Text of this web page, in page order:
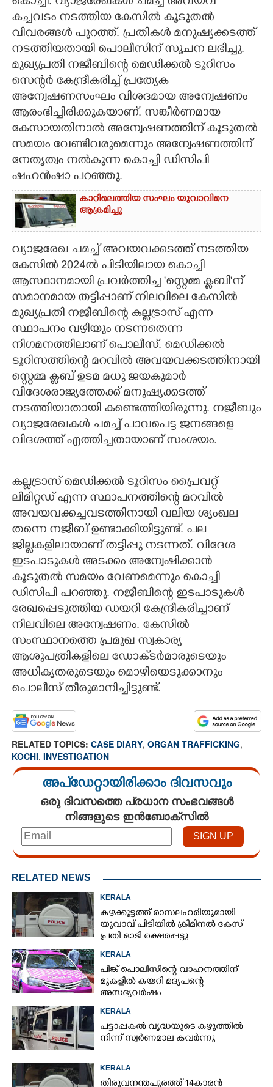
CARTOONS
LITERATURE
ZOOM
CONTACT US
കച്ചവടം നടത്തിയ കേസിൽ കൂടുതൽ
വിവരങ്ങൾ പുറത്ത്. പ്രതികൾ മനുഷ്യക്കടത്ത്
നടത്തിയതായി പൊലീസിന് സൂചന ലഭിച്ചു.
മുഖ്യപ്രതി നജീബിന്റെ മെഡിക്കൽ ടൂറിസം
സെന്റർ കേന്ദ്രീകരിച്ച് പ്രത്യേക
അന്വേഷണസംഘം വിശദമായ അന്വേഷണം
ആരംഭിച്ചിരിക്കുകയാണ്. സങ്കീർണമായ
കേസായതിനാൽ അന്വേഷണത്തിന് കൂടുതൽ
സമയം വേണ്ടിവരുമെന്നും അന്വേഷണത്തിന്
നേതൃത്വം നൽകുന്ന കൊച്ചി ഡിസിപി
ഷഹൻഷാ പറഞ്ഞു.
കാറിലെത്തിയ സംഘം യുവാവിനെ
ആക്രമിച്ചു
വ്യാജരേഖ ചമച്ച് അവയവക്കടത്ത് നടത്തിയ
കേസിൽ 2024ൽ പിടിയിലായ കൊച്ചി
ആസ്ഥാനമായി പ്രവർത്തിച്ച 'സ്റ്റെമ്മ ക്ലബി'ന്
സമാനമായ തട്ടിപ്പാണ് നിലവിലെ കേസിൽ
മുഖ്യപ്രതി നജീബിന്റെ കല്ലട്രാസ് എന്ന
സ്ഥാപനം വഴിയും നടന്നതെന്ന
നിഗമനത്തിലാണ് പൊലീസ്. മെഡിക്കൽ
ടൂറിസത്തിന്റെ മറവിൽ അവയവക്കടത്തിനായി
സ്റ്റെമ്മ ക്ലബ് ഉടമ മധു ജയകുമാർ
വിദേശരാജ്യത്തേക്ക് മനുഷ്യക്കടത്ത്
നടത്തിയാതായി കണ്ടെത്തിയിരുന്നു. നജീബും
വ്യാജരേഖകൾ ചമച്ച് പാവപെട്ട ജനങ്ങളെ
വിദശത്ത് എത്തിച്ചതായാണ് സംശയം.
കല്ലട്രാസ് മെഡിക്കൽ ടൂറിസം പ്രൈവറ്റ്
ലിമിറ്റഡ് എന്ന സ്ഥാപനത്തിന്റെ മറവിൽ
അവയവക്കച്ചവടത്തിനായി വലിയ ശൃംഖല
തന്നെ നജീബ് ഉണ്ടാക്കിയിട്ടുണ്ട്. പല
ജില്ലകളിലായാണ് തട്ടിപ്പു നടന്നത്. വിദേശ
ഇടപാടുകൾ അടക്കം അന്വേഷിക്കാൻ
കൂടുതൽ സമയം വേണമെന്നും കൊച്ചി
ഡിസിപി പറഞ്ഞു. നജീബിന്റെ ഇടപാടുകൾ
രേഖപ്പെടുത്തിയ ഡയറി കേന്ദ്രീകരിച്ചാണ്
നിലവിലെ അന്വേഷണം. കേസിൽ
സംസ്ഥാനത്തെ പ്രമുഖ സ്വകാര്യ
ആശുപത്രികളിലെ ഡോക്‌ടർമാരുടെയും
അധികൃതരുടെയും മൊഴിയെടുക്കാനും
പൊലീസ് തീരുമാനിച്ചിട്ടുണ്ട്.
RELATED TOPICS: CASE DIARY, ORGAN TRAFFICKING,
KOCHI, INVESTIGATION
അപ്ഡേറ്റായിരിക്കാം ദിവസവും
ഒരു ദിവസത്തെ പ്രധാന സംഭവങ്ങൾ
നിങ്ങളുടെ ഇൻബോക്സിൽ
RELATED NEWS
KERALA
കഴക്കൂട്ടത്ത് രാസലഹരിയുമായി
യുവാവ് പിടിയിൽ ക്രിമിനൽ കേസ്
പ്രതി ഓടി രക്ഷപ്പെട്ടു
KERALA
പിങ്ക് പൊലീസിന്റെ വാഹനത്തിന്
മുകളിൽ കയറി മദ്യപന്റെ
അസഭ്യവ‌ർഷം
KERALA
പട്ടാപ്പകൽ വൃദ്ധയുടെ കഴുത്തിൽ
നിന്ന് സ്വർണമാല കവർന്നു
KERALA
തിരുവനന്തപുരത്ത് 14കാരൻ